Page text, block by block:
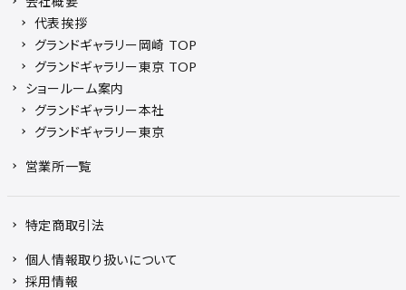
代表挨拶
グランドギャラリー岡崎 TOP
グランドギャラリー東京 TOP
ショールーム案内
グランドギャラリー本社
グランドギャラリー東京
営業所一覧
特定商取引法
個人情報取り扱いについて
採用情報